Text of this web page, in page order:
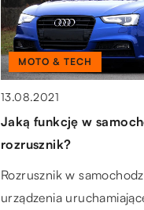
02.11.2021
Czy szkolenia BHP i
obowiązkowe?
Szkolenie BHP i PPOŻ
MOTO & TECH
13.08.2021
Jaką funkcję w
rozrusznik?
Rozrusznik w
urządzenia
DOM I OTOCZENIE
10.01.2023
Czym się kierować przy
dwuosobowego?
Jeśli chodzi o wybór
to nie brakuje